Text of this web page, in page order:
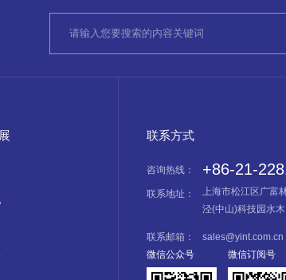
联系方式
咨询热线： +86-21-
联系地址：
上海市松江区广富
泾(中山)科技园水
联系邮箱：
sales@yint.com.cn
微信公众号
微信订阅号